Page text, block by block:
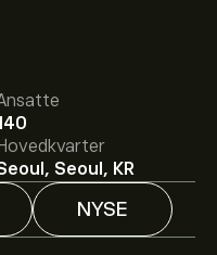
Seoul, KR
NYSE
Financial Group Inc-
for at se
kursmål.
prognoser for KB
på markedstrends,